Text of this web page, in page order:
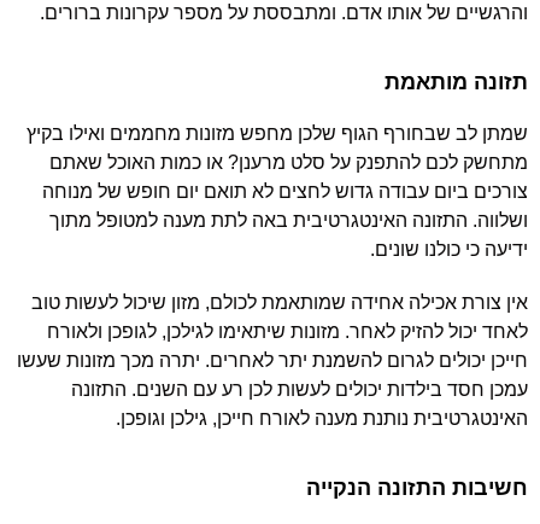
והרגשיים של אותו אדם. ומתבססת על מספר עקרונות ברורים.
תזונה מותאמת
שמתן לב שבחורף הגוף שלכן מחפש מזונות מחממים ואילו בקיץ
מתחשק לכם להתפנק על סלט מרענן? או כמות האוכל שאתם
צורכים ביום עבודה גדוש לחצים לא תואם יום חופש של מנוחה
ושלווה. התזונה האינטגרטיבית באה לתת מענה למטופל מתוך
ידיעה כי כולנו שונים.
אין צורת אכילה אחידה שמותאמת לכולם, מזון שיכול לעשות טוב
לאחד יכול להזיק לאחר. מזונות שיתאימו לגילכן, לגופכן ולאורח
חייכן יכולים לגרום להשמנת יתר לאחרים. יתרה מכך מזונות שעשו
עמכן חסד בילדות יכולים לעשות לכן רע עם השנים. התזונה
האינטגרטיבית נותנת מענה לאורח חייכן, גילכן וגופכן.
חשיבות התזונה הנקייה